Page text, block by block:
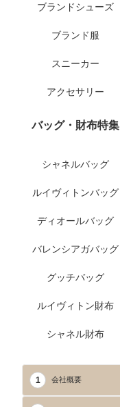
ブランドシューズ
ブランド服
スニーカー
アクセサリー
バッグ・財布特集
シャネルバッグ
ルイヴィトンバッグ
ディオールバッグ
バレンシアガバッグ
グッチバッグ
ルイヴィトン財布
シャネル財布
1 会社概要